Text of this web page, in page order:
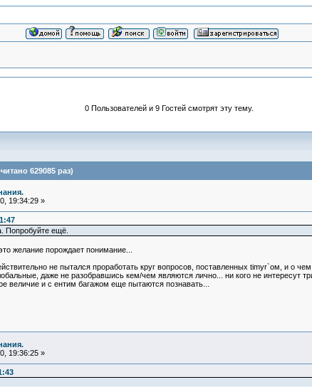
0 Пользователей и 9 Гостей смотрят эту тему.
629085 раз)
19:34:29 »
Попробуйте ещё.
желание порождает понимание...
не пытался проработать круг вопросов, поставленных timyr`ом, и о чем
даже не разобравшись кем/чем являются лично... ни кого не интересут
величие и с ентим багажом еще пытаются познавать...
19:36:25 »